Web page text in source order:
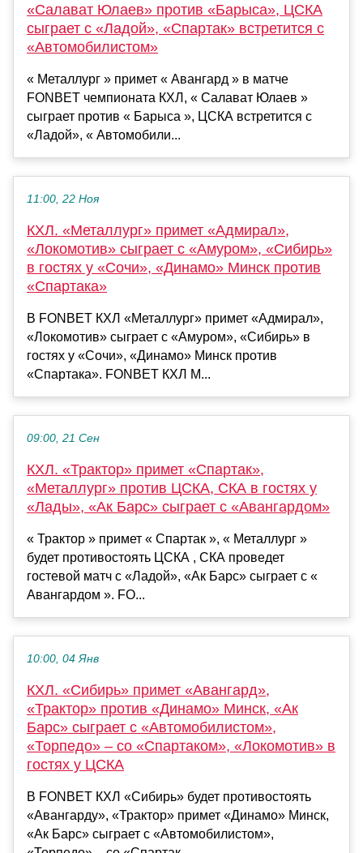
«Салават Юлаев» против «Барыса», ЦСКА
сыграет с «Ладой», «Спартак» встретится с
«Автомобилистом»
« Металлург » примет « Авангард » в матче
FONBET чемпионата КХЛ, « Салават Юлаев »
сыграет против « Барыса », ЦСКА встретится с
«Ладой», « Автомобили...
11:00, 22 Ноя
КХЛ. «Металлург» примет «Адмирал»,
«Локомотив» сыграет с «Амуром», «Сибирь»
в гостях у «Сочи», «Динамо» Минск против
«Спартака»
В FONBET КХЛ «Металлург» примет «Адмирал»,
«Локомотив» сыграет с «Амуром», «Сибирь» в
гостях у «Сочи», «Динамо» Минск против
«Спартака». FONBET КХЛ М...
09:00, 21 Сен
КХЛ. «Трактор» примет «Спартак»,
«Металлург» против ЦСКА, СКА в гостях у
«Лады», «Ак Барс» сыграет с «Авангардом»
« Трактор » примет « Спартак », « Металлург »
будет противостоять ЦСКА , СКА проведет
гостевой матч с «Ладой», «Ак Барс» сыграет с «
Авангардом ». FO...
10:00, 04 Янв
КХЛ. «Сибирь» примет «Авангард»,
«Трактор» против «Динамо» Минск, «Ак
Барс» сыграет с «Автомобилистом»,
«Торпедо» – со «Спартаком», «Локомотив» в
гостях у ЦСКА
В FONBET КХЛ «Сибирь» будет противостоять
«Авангарду», «Трактор» примет «Динамо» Минск,
«Ак Барс» сыграет с «Автомобилистом»,